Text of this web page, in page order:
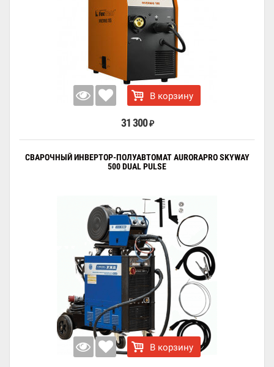
В корзину
31 300 ₽
СВАРОЧНЫЙ ИНВЕРТОР-ПОЛУАВТОМАТ AURORAPRO SKYWAY
500 DUAL PULSE
В корзину